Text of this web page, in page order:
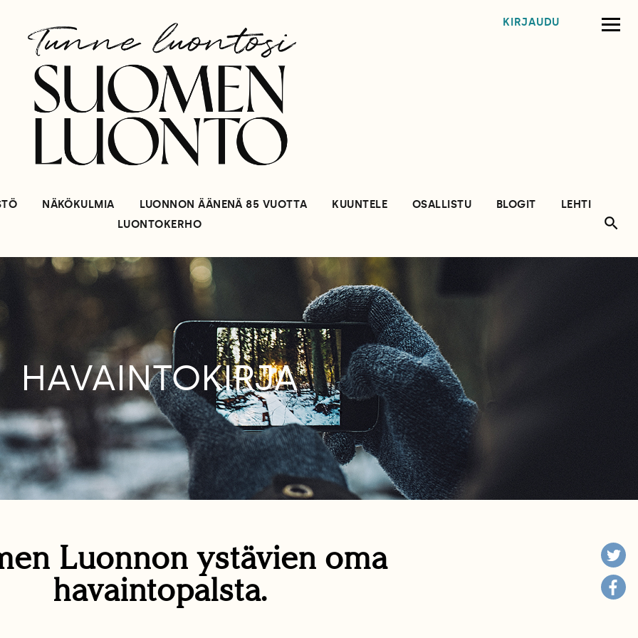
KIRJAUDU
NÄKÖKULMIA LUONNON ÄÄNENÄ 85 VUOTTA KUUNTELE OSALLISTU BLOGIT
LEHTI
LUONTOKERHO
HAVAINTOKIRJA
Luonnon ystävien oma
havaintopalsta.